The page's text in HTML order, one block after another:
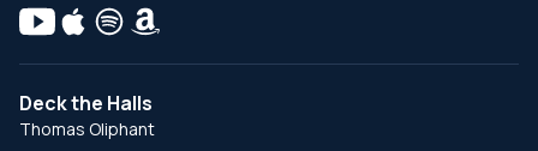
Deck the Halls
Thomas Oliphant